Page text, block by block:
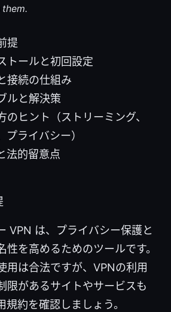
提
トールと初回設定
接続の仕組み
ルと解決策
のヒント（ストリーミング、
プライバシー）
法的留意点
VPN は、プライバシー保護と
性を高めるためのツールです。
用は合法ですが、VPNの利用
限があるサイトやサービスも
規約を確認しましょう。